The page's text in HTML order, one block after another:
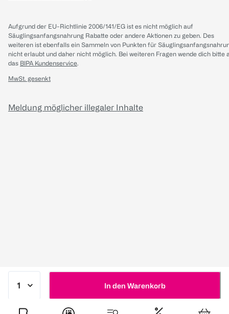
In den Warenkorb
Aufgrund der EU-Richtlinie 2006/141/EG ist es nicht möglich auf
Säuglingsanfangsnahrung Rabatte oder andere Aktionen zu geben. Des
weiteren ist ebenfalls ein Sammeln von Punkten für
nicht erlaubt und daher nicht möglich. Bei weiteren Fragen wende dich bitte
das BIPA Kundenservice.
MwSt. gesenkt
Meldung möglicher illegaler Inhalte